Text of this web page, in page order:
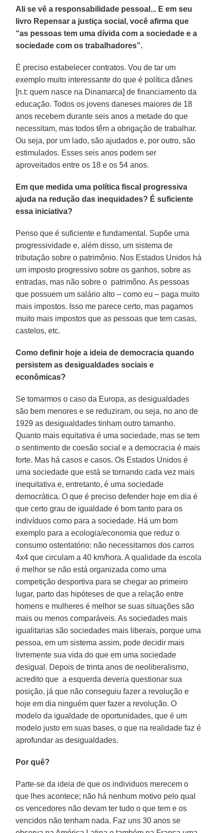
Ali se vê a responsabilidade pessoal... E em seu
livro Repensar a justiça social, você afirma que
“as pessoas tem uma dívida com a sociedade e a
sociedade com os trabalhadores”.
É preciso estabelecer contratos. Vou de tar um
exemplo muito interessante do que é política dânes
[n.t: quem nasce na Dinamarca] de financiamento da
educação. Todos os jovens daneses maiores de 18
anos recebem durante seis anos a metade do que
necessitam, mas todos têm a obrigação de trabalhar.
Ou seja, por um lado, são ajudados e, por outro, são
estimulados. Esses seis anos podem ser
aproveitados entre os 18 e os 54 anos.
Em que medida uma política fiscal progressiva
ajuda na redução das inequidades? É suficiente
essa iniciativa?
Penso que é suficiente e fundamental. Supõe uma
progressividade e, além disso, um sistema de
tributação sobre o patrimônio. Nos Estados Unidos há
um imposto progressivo sobre os ganhos, sobre as
entradas, mas não sobre o patrimôno. As pessoas
que possuem um salário alto – como eu – paga muito
mais impostos. Isso me parece certo, mas pagamos
muito mais impostos que as pessoas que tem casas,
castelos, etc.
Como definir hoje a ideia de democracia quando
persistem as desigualdades sociais e
econômicas?
Se tomarmos o caso da Europa, as desigualdades
são bem menores e se reduziram, ou seja, no ano de
1929 as desigualdades tinham outro tamanho.
Quanto mais equitativa é uma sociedade, mas se tem
o sentimento de coesão social e a democracia é mais
forte. Mas há casos e casos. Os Estados Unidos é
uma sociedade que está se tornando cada vez mais
inequitativa e, entretanto, é uma sociedade
democrática. O que é preciso defender hoje em dia é
que certo grau de igualdade é bom tanto para os
indivíduos como para a sociedade. Há um bom
exemplo para a ecologia/economia que reduz o
consumo ostentatório: não necessitamos dos carros
4x4 que circulam a 40 km/hora. A qualidade da escola
é melhor se não está organizada como uma
competição desportiva para se chegar ao primeiro
lugar, parto das hipóteses de que a relação entre
homens e mulheres é melhor se suas situações são
mais ou menos comparáveis. As sociedades mais
igualitarias são sociedades mais liberais, porque uma
pessoa, em um sistema assim, pode decidir mais
livremente sua vida do que em uma sociedade
desigual. Depois de trinta anos de neoliberalismo,
acredito que a esquerda deveria questionar sua
posição, já que não conseguiu fazer a revolução e
hoje em dia ninguém quer fazer a revolução. O
modelo da igualdade de oportunidades, que é um
modelo justo em suas bases, o que na realidade faz é
aprofundar as desigualdades.
Por quê?
Parte-se da ideia de que os individuos merecem o
que lhes acontece; não há nenhum motivo pelo qual
os vencedores não devam ter tudo o que tem e os
vencidos não tenham nada. Faz uns 30 anos se